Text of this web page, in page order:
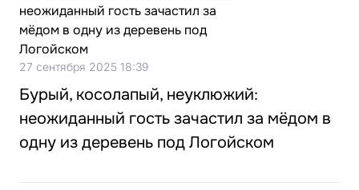
27 сентября 2025 18:39
Бурый, косолапый, неуклюжий:
неожиданный гость зачастил за мёдом в
одну из деревень под Логойском